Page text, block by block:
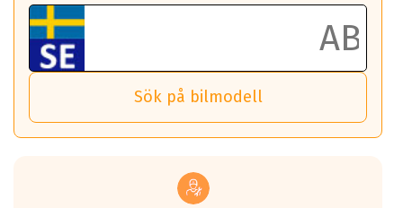
Det ska vara en betygsskala från klass A
till G för rullmotstånd.
Ett klass A däck kommer ha 6,5% bättre
bränsleförbrukning än ett klass G däck.
Det betyder att om man kör 10,000 km,
så sparar man 50 liter bränsle med ett
vilken körstil du använder.
Sök på bilmodell